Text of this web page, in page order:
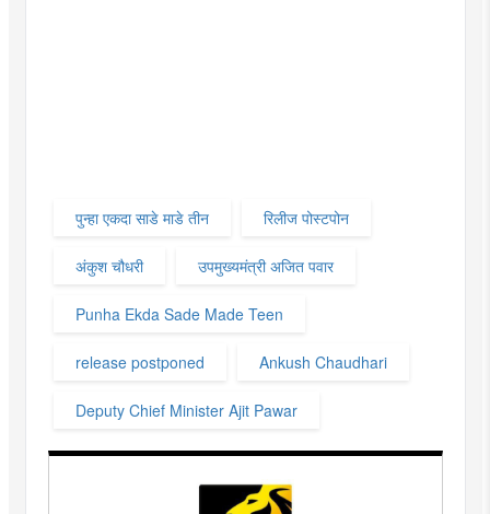
पुन्हा एकदा साडे माडे तीन रिलीज पोस्टपोन
अंकुश चौधरी उपमुख्यमंत्री अजित पवार
Punha Ekda Sade Made Teen
release postponed Ankush Chaudhari
Deputy Chief Minister Ajit Pawar